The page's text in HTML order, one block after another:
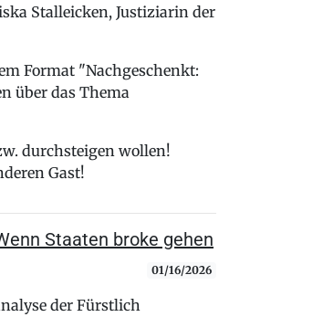
Stalleicken, Justiziarin der
Format "Nachgeschenkt:
über das Thema
durchsteigen wollen!
Gast!
Staaten broke gehen
01/16/2026
der Fürstlich